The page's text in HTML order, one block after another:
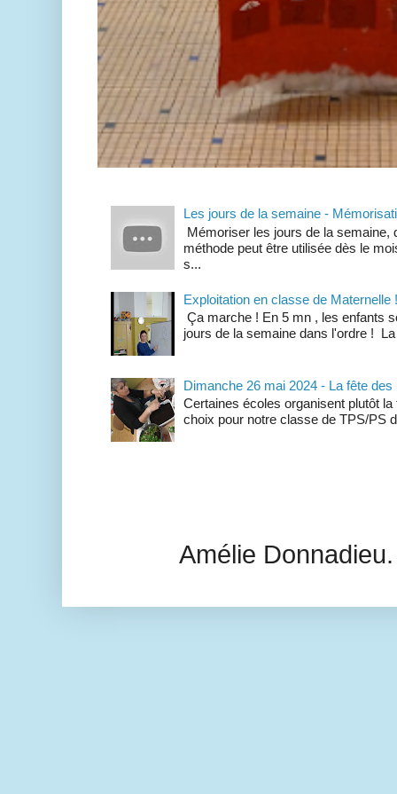
Les jours de la semaine -
Mémoriser les jours de la semaine,
méthode peut être utilisée dès le
s...
Exploitation en classe de Maternelle !
Ça marche ! En 5 mn , les enfants
jours de la semaine dans l'ordre !
Dimanche 26 mai 2024 - La fête des
Certaines écoles organisent plutôt
choix pour notre classe de TPS/PS
Amélie